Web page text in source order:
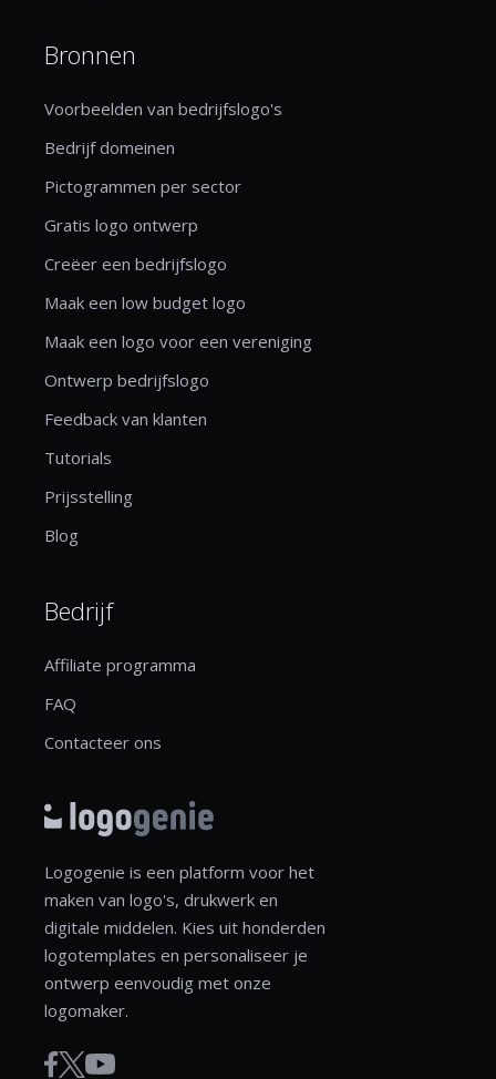
Bronnen
Voorbeelden van bedrijfslogo's
Bedrijf domeinen
Pictogrammen per sector
Gratis logo ontwerp
Creëer een bedrijfslogo
Maak een low budget logo
Maak een logo voor een vereniging
Ontwerp bedrijfslogo
Feedback van klanten
Tutorials
Prijsstelling
Blog
Bedrijf
Affiliate programma
FAQ
Contacteer ons
Logogenie is een platform voor het
maken van logo's, drukwerk en
digitale middelen. Kies uit honderden
logotemplates en personaliseer je
ontwerp eenvoudig met onze
logomaker.